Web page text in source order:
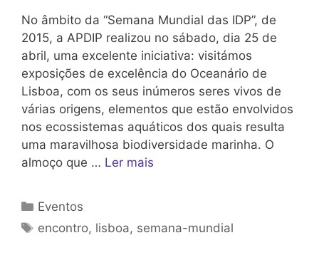
No âmbito da “Semana Mundial das IDP”, de
2015, a APDIP realizou no sábado, dia 25 de
abril, uma excelente iniciativa: visitámos
exposições de excelência do Oceanário de
Lisboa, com os seus inúmeros seres vivos de
várias origens, elementos que estão envolvidos
nos ecossistemas aquáticos dos quais resulta
uma maravilhosa biodiversidade marinha. O
almoço que … Ler mais
Categorias
Eventos
Etiquetas
encontro, lisboa, semana-mundial